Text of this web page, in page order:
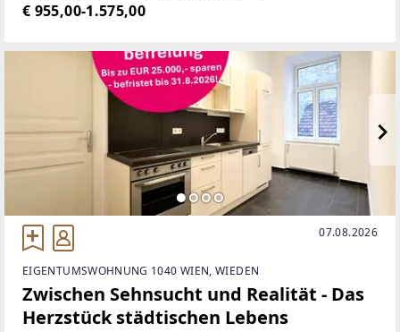
und zeitgemäßen
€ 955,00-1.575,00
07.08.2026
EIGENTUMSWOHNUNG 1040 WIEN, WIEDEN
Zwischen Sehnsucht und Realität - Das
Herzstück städtischen Lebens